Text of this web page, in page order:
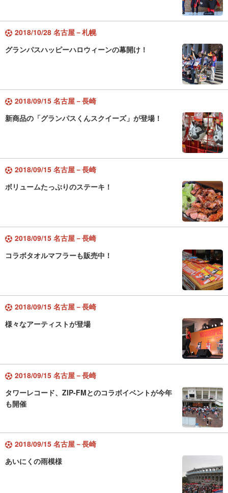
2018/10/28 名古屋－札幌
グランパスハッピーハロウィーンの幕開け！
2018/09/15 名古屋－長崎
新商品の「グランパスくんスクイーズ」が登場！
2018/09/15 名古屋－長崎
ボリュームたっぷりのステーキ！
2018/09/15 名古屋－長崎
コラボタオルマフラーも販売中！
2018/09/15 名古屋－長崎
様々なアーティストが登場
2018/09/15 名古屋－長崎
タワーレコード、ZIP-FMとのコラボイベントが今年
も開催
2018/09/15 名古屋－長崎
あいにくの雨模様